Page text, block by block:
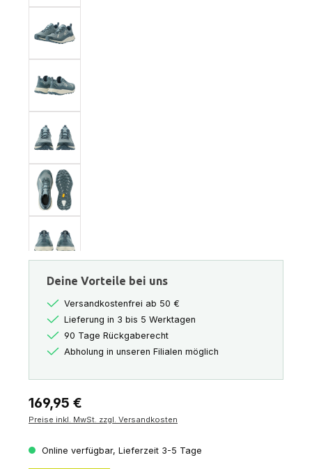
Deine Vorteile bei uns
Versandkostenfrei ab 50 €
Lieferung in 3 bis 5 Werktagen
90 Tage Rückgaberecht
Abholung in unseren Filialen möglich
Regulärer Preis:
169,95 €
Preise inkl. MwSt. zzgl. Versandkosten
Online verfügbar, Lieferzeit 3-5 Tage